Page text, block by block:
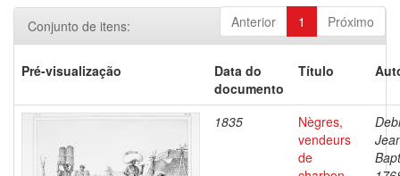
Anterior 1 Próximo
Conjunto de itens:
Pré-visualização
Data do
documento
Título
1835
Nègres,
vendeurs
de